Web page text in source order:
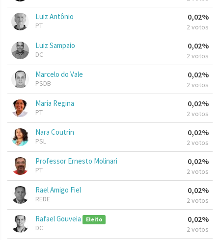
Luiz Antônio
PT
0,02%
2 votos
Luiz Sampaio
DC
0,02%
2 votos
Marcelo do Vale
PSDB
0,02%
2 votos
Maria Regina
PT
0,02%
2 votos
Nara Coutrin
PSL
0,02%
2 votos
Professor Ernesto Molinari
PT
0,02%
2 votos
Rael Amigo Fiel
REDE
0,02%
2 votos
Rafael Gouveia Eleito
DC
0,02%
2 votos